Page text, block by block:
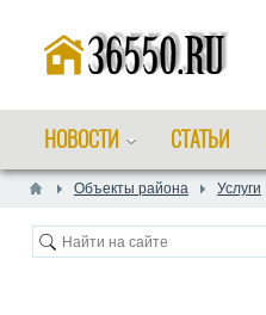
НОВОСТИ СТАТЬИ
Объекты района Услуги